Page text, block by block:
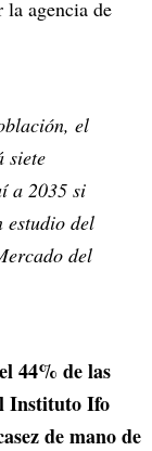
la agencia de
el
siete
a 2035 si
estudio del
del
44% de las
Instituto Ifo
de mano de